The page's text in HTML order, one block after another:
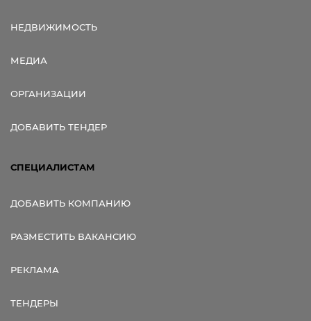
НЕДВИЖИМОСТЬ
МЕДИА
ОРГАНИЗАЦИИ
ДОБАВИТЬ ТЕНДЕР
СПЕЦИАЛИСТАМ
ДОБАВИТЬ КОМПАНИЮ
РАЗМЕСТИТЬ ВАКАНСИЮ
РЕКЛАМА
ТЕНДЕРЫ